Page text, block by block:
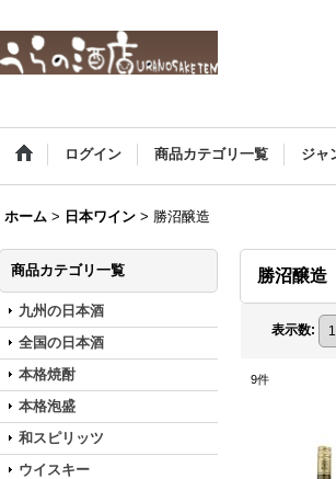
ログイン 商品カテゴリ一覧 ジャ
ホーム > 日本ワイン > 勝沼醸造
商品カテゴリ一覧
九州の日本酒
全国の日本酒
本格焼酎
本格泡盛
和スピリッツ
ウイスキー
勝沼醸造
表示数:
9件